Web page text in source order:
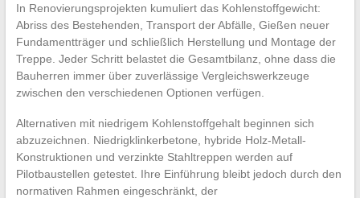
In Renovierungsprojekten kumuliert das Kohlenstoffgewicht:
Abriss des Bestehenden, Transport der Abfälle, Gießen neuer
Fundamentträger und schließlich Herstellung und Montage der
Treppe. Jeder Schritt belastet die Gesamtbilanz, ohne dass die
Bauherren immer über zuverlässige Vergleichswerkzeuge
zwischen den verschiedenen Optionen verfügen.
Alternativen mit niedrigem Kohlenstoffgehalt beginnen sich
abzuzeichnen. Niedrigklinkerbetone, hybride Holz-Metall-
Konstruktionen und verzinkte Stahltreppen werden auf
Pilotbaustellen getestet. Ihre Einführung bleibt jedoch durch den
normativen Rahmen eingeschränkt, der